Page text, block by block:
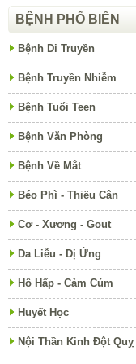
BỆNH PHỔ BIẾN
Bệnh Di Truyền
Bệnh Truyền Nhiễm
Bệnh Tuổi Teen
Bệnh Văn Phòng
Bệnh Về Mắt
Béo Phì - Thiếu Cân
Cơ - Xương - Gout
Da Liễu - Dị Ứng
Hô Hấp - Cảm Cúm
Huyết Học
Nội Thần Kinh Đột Quỵ